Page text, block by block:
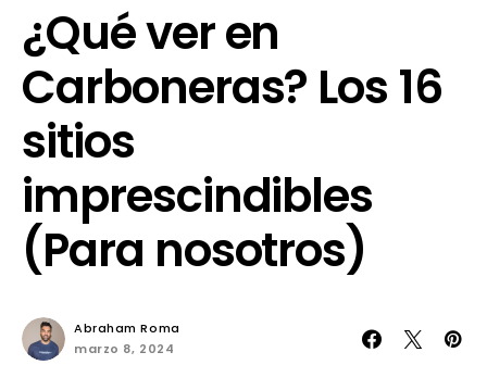
¿Qué ver en
Carboneras? Los 16
sitios
imprescindibles
(Para nosotros)
Abraham Roma
marzo 8, 2024